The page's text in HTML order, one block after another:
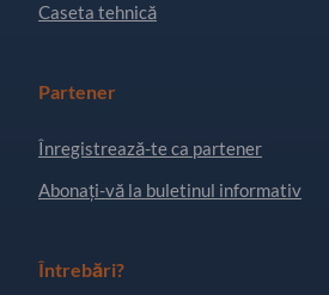
Caseta tehnică
Partener
Înregistrează-te ca partener
Abonați-vă la buletinul informativ
Întrebări?